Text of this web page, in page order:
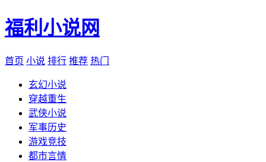
福利小说网
首页 小说 排行 推荐 热门
玄幻小说
穿越重生
武侠小说
军事历史
游戏竞技
都市言情